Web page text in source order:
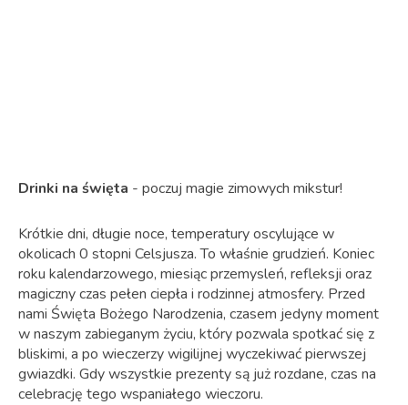
Drinki na święta - poczuj magie zimowych mikstur!
Krótkie dni, długie noce, temperatury oscylujące w
okolicach 0 stopni Celsjusza. To właśnie grudzień. Koniec
roku kalendarzowego, miesiąc przemysleń, refleksji oraz
magiczny czas pełen ciepła i rodzinnej atmosfery. Przed
nami Święta Bożego Narodzenia, czasem jedyny moment
w naszym zabieganym życiu, który pozwala spotkać się z
bliskimi, a po wieczerzy wigilijnej wyczekiwać pierwszej
gwiazdki. Gdy wszystkie prezenty są już rozdane, czas na
celebrację tego wspaniałego wieczoru.